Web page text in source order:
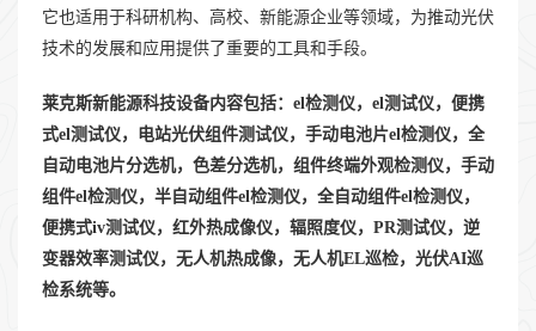
它也适用于科研机构、高校、新能源企业等领域，为推动光伏
技术的发展和应用提供了重要的工具和手段。
莱克斯新能源科技设备内容包括：el检测仪，el测试仪，便携
式el测试仪，电站光伏组件测试仪，手动电池片el检测仪，全
自动电池片分选机，色差分选机，组件终端外观检测仪，手动
组件el检测仪，半自动组件el检测仪，全自动组件el检测仪，
便携式iv测试仪，红外热成像仪，辐照度仪，PR测试仪，逆
变器效率测试仪，无人机热成像，无人机EL巡检，光伏AI巡
检系统等。